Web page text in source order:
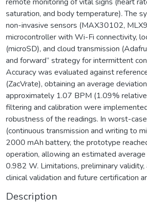
saturation, and body temperature). The
non-invasive sensors (MAX30102,
microcontroller with Wi-Fi connectivity,
(microSD), and cloud transmission
and forward” strategy for intermittent
Accuracy was evaluated against
(ZacVrate), obtaining an average
approximately 1.07 BPM (1.09% relative
filtering and calibration were
robustness of the readings. In worst-
(continuous transmission and writing to
2000 mAh battery, the prototype
operation, allowing an estimated
0.982 W. Limitations, preliminary
clinical validation and future certification
Description